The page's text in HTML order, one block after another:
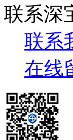
联系深
联系
在线